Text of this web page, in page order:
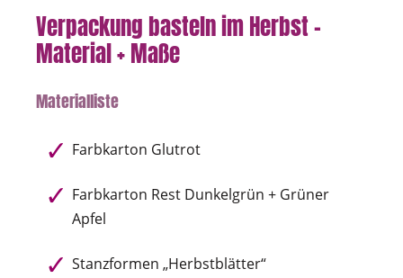
Verpackung basteln im Herbst -
Material + Maße
Materialliste
Farbkarton Glutrot
Farbkarton Rest Dunkelgrün + Grüner
Apfel
Stanzformen „Herbstblätter“